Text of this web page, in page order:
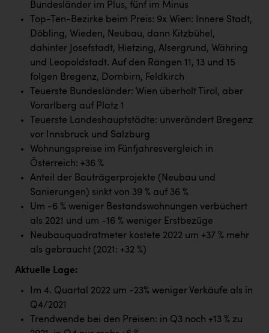
Kleider Bauer
Kremsmüller Anlagenbau GmbH
Maximarkt
Oldtimer Raststationen und Motorhotels
Orlen
Passage Linz
PÜSPÖK
REMAX
RE/MAX Welcome
Resch&Frisch
RUBBLE MASTER
SCRI - Salzburg Cancer Research Institute
Bundesländer im Plus, fünf im Minus
Top-Ten-Bezirke beim Preis: 9x Wien: Innere Stadt,
Döbling, Wieden, Neubau, dann Kitzbühel,
dahinter Josefstadt, Hietzing, Alsergrund, Währing
und Leopoldstadt. Auf den Rängen 11, 13 und 15
folgen Bregenz, Dornbirn, Feldkirch
Teuerste Bundesländer: Wien überholt Tirol, aber
Vorarlberg auf Platz 1
Teuerste Landeshauptstädte: unverändert Bregenz
vor Innsbruck und Salzburg
Wohnungspreise im Fünfjahresvergleich in
Österreich: +36 %
Anteil der Bauträgerprojekte (Neubau und
Sanierungen) sinkt von 39 % auf 36 %
Um -6 % weniger Bestandswohnungen verbüchert
als 2021 und um -16 % weniger Erstbezüge
Neubauquadratmeter kostete 2022 um +37 % mehr
als gebraucht (2021: +32 %)
Aktuelle Lage:
Im 4. Quartal 2022 um -23% weniger Verkäufe als in
Q4/2021
Trendwende bei den Preisen: in Q3 noch +13 % zu